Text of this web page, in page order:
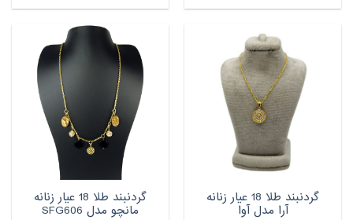
گردنبند طلا 18 عیار زنانه
آرا مدل آوا
گردنبند طلا 18 عیار زنانه
مانچو مدل SFG606